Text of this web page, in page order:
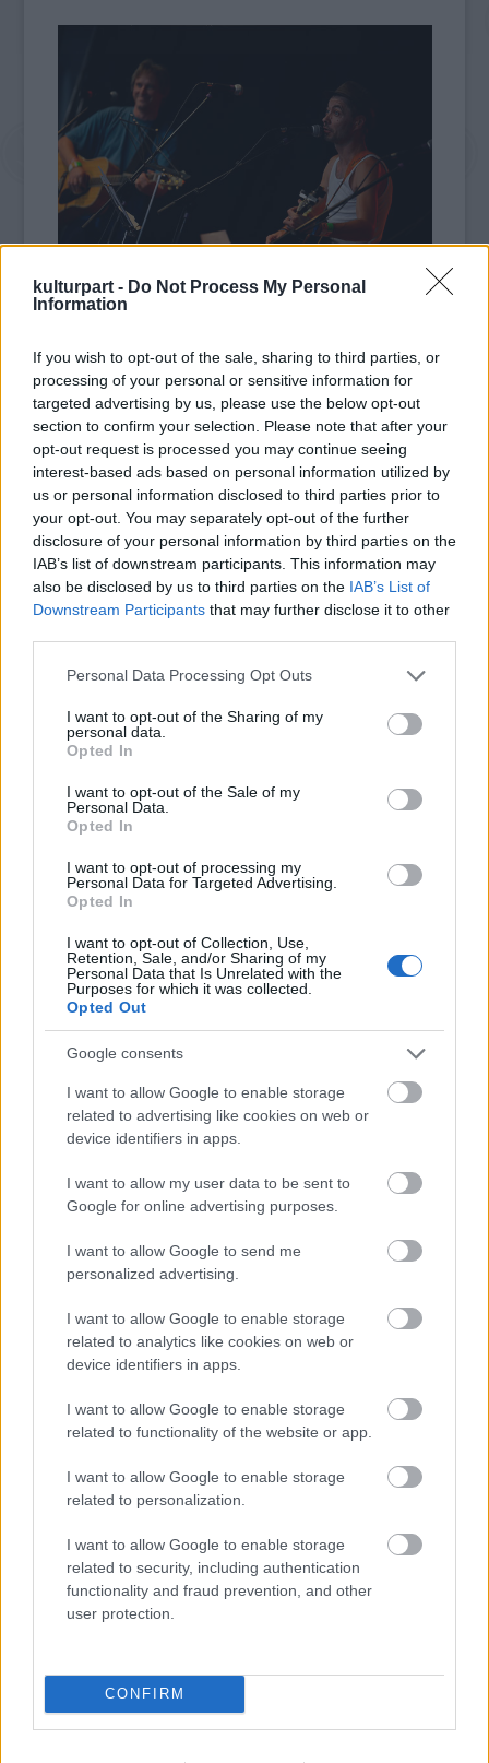
kulturpart - Do Not Process My Personal
Information
If you wish to opt-out of the sale, sharing to third parties, or
processing of your personal or sensitive information for
targeted advertising by us, please use the below opt-out
section to confirm your selection. Please note that after your
opt-out request is processed you may continue seeing
interest-based ads based on personal information utilized by
us or personal information disclosed to third parties prior to
your opt-out. You may separately opt-out of the further
disclosure of your personal information by third parties on the
IAB’s list of downstream participants. This information may
also be disclosed by us to third parties on the IAB’s List of
Downstream Participants that may further disclose it to other
Please note that this website/app uses one or more Google
not limited to your visit or usage behaviour. You may click to
grant or deny consent to Google and its third-party tags to
use your data for below specified purposes in below Google
consent section.
Personal Data Processing Opt Outs
I want to opt-out of the Sharing of my
personal data.
Opted In
I want to opt-out of the Sale of my
Personal Data.
Opted In
I want to opt-out of processing my
Personal Data for Targeted Advertising.
Opted In
I want to opt-out of Collection, Use,
Retention, Sale, and/or Sharing of my
Personal Data that Is Unrelated with the
Purposes for which it was collected.
Opted Out
Google consents
I want to allow Google to enable storage
related to advertising like cookies on web or
device identifiers in apps.
I want to allow my user data to be sent to
Google for online advertising purposes.
I want to allow Google to send me
personalized advertising.
I want to allow Google to enable storage
related to analytics like cookies on web or
device identifiers in apps.
I want to allow Google to enable storage
related to functionality of the website or app.
I want to allow Google to enable storage
related to personalization.
I want to allow Google to enable storage
related to security, including authentication
functionality and fraud prevention, and other
user protection.
CONFIRM
Háy János és Beck Zoli rájátszanak (Fotó: sziget.hu)
fellépőknek is köszönhető. Karafiáth Orsolya,
Szálinger Balázs, Másik János és Szűcs
Krisztián a Szigetre nem jöttek el, de itt volt
helyettük például Egyedi Péter az Óriásból,
aki jó hangulatot és mosolyt csalt a
színpadra. Most férfi többség dominált, az
egyetlen nő Erdős Virág volt, akit a
díszvendégként fellépő Livius nemes
egyszerűséggel "Magyarország
legérzékenyebb membránjaként" konferált
fel. A színpadon még mindig zavarban levő
költőnő (rövid keresgélés után) megtalálta a
hangját: több dalban is énekelt, és
van otthon. A továbbra is magyar
törzsközönség a sátorban ritka
padokon "a szív ha üt, magyar" sorokra,
amiket a Kollár-Klemenc László-Grecsó
produkcióként Livius a dobok mellől a
mikrofonállvány mellé ugrott, és egy Quimby-
költött azEgóniaszám dallamára
mondatcímmel dalszöveget.
A finálé a megszokottEzt is elviszem
összénekléssel zárult, és Liviust a
nagyszínpad felé, minket pedig egy szinttel
lejjebb, a porfelhőben úszó, de végre
árnyékba burkolózó nézőtérre terelt.
És vártuk a csodát. Jött is valami pislákoló
reménysugár: a fúvósok rázendítettek a
színpadra méretes holdjáró cipőben. A lassú,
de látványos kezdés után megjelent a
színpadon Kiss Tibi, és a felelősséget már az